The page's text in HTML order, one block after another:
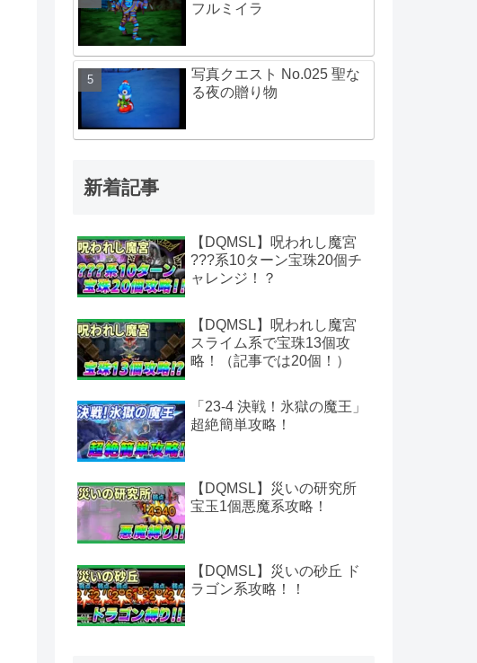
フルミイラ
写真クエスト No.025 聖な
る夜の贈り物
新着記事
【DQMSL】呪われし魔宮
???系10ターン宝珠20個チ
ャレンジ！？
【DQMSL】呪われし魔宮
スライム系で宝珠13個攻
略！（記事では20個！）
「23-4 決戦！氷獄の魔王」
超絶簡単攻略！
【DQMSL】災いの研究所
宝玉1個悪魔系攻略！
【DQMSL】災いの砂丘 ド
ラゴン系攻略！！